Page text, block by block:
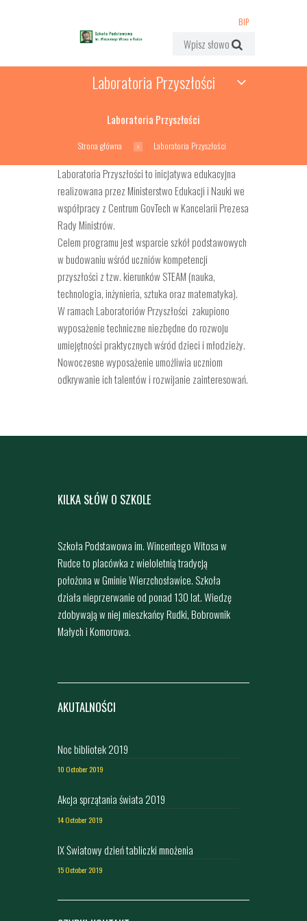
BIP
Laboratoria Przyszłości
Laboratoria Przyszłości
Strona główna Laboratoria Przyszłości
Laboratoria Przyszłości to inicjatywa edukacyjna
realizowana przez Ministerstwo Edukacji i Nauki we
współpracy z Centrum GovTech w Kancelarii Prezesa
Rady Ministrów.
Celem programu jest wsparcie szkół podstawowych
w budowaniu wśród uczniów kompetencji
przyszłości z tzw. kierunków STEAM (nauka,
technologia, inżynieria, sztuka oraz matematyka).
W ramach Laboratoriów Przyszłości zakupiono
wyposażenie techniczne niezbędne do rozwoju
umiejętności praktycznych wśród dzieci i młodzieży.
Nowoczesne wyposażenie umożliwia uczniom
odkrywanie ich talentów i rozwijanie zainteresowań.
KILKA SŁÓW O SZKOLE
Szkoła Podstawowa im. Wincentego Witosa w
Rudce to placówka z wieloletnią tradycją
położona w Gminie Wierzchosławice. Szkoła
działa nieprzerwanie od ponad 130 lat. Wiedzę
zdobywają w niej mieszkańcy Rudki, Bobrownik
Małych i Komorowa.
AKUTALNOŚCI
Noc bibliotek 2019
10 October 2019
Akcja sprzątania świata 2019
14 October 2019
IX Światowy dzień tabliczki mnożenia
15 October 2019